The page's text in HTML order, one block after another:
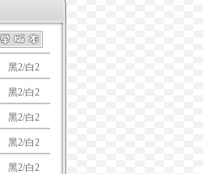
黑2/白2
黑2/白2
黑2/白2
黑2/白2
黑2/白2